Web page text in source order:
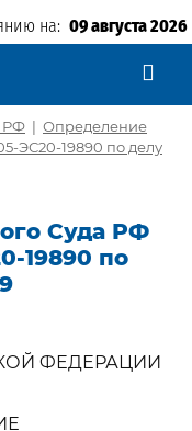
на: 09 августа 2026
РФ | Определение
ЭС20-19890 по делу
Суда РФ
19890 по
ФЕДЕРАЦИИ